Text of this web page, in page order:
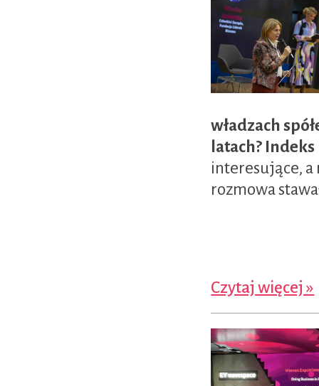
władzach
latach? Indeks
interesujące, a
rozmowa
Czytaj więcej »